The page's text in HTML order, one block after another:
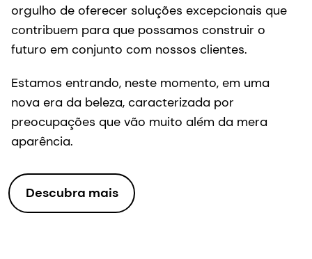
orgulho de oferecer soluções excepcionais que
contribuem para que possamos construir o
futuro em conjunto com nossos clientes.
Estamos entrando, neste momento, em uma
nova era da beleza, caracterizada por
preocupações que vão muito além da mera
aparência.
Descubra mais